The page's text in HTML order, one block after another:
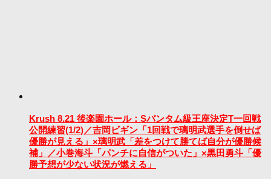
Krush 8.21 後楽園ホール：Sバンタム級王座決定T一回戦
公開練習(1/2)／吉岡ビギン「1回戦で璃明武選手を倒せば
優勝が見える」×璃明武「差をつけて勝てば自分が優勝候
補」／小巻海斗「パンチに自信がついた」×黒田勇斗「優
勝予想が少ない状況が燃える」